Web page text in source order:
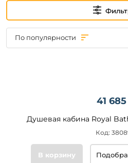
По популярности
41 685
Душевая кабина Royal
Код:
В корзину